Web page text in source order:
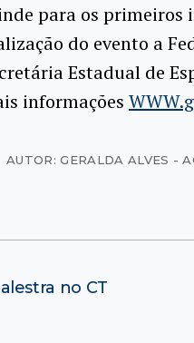
para os primeiros
do evento a
Estadual de
informações
AUTOR: GERALDA ALVES -
no CT